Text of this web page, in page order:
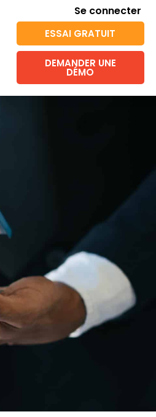
Se connecter
ESSAI GRATUIT
DEMANDER UNE
DÉMO